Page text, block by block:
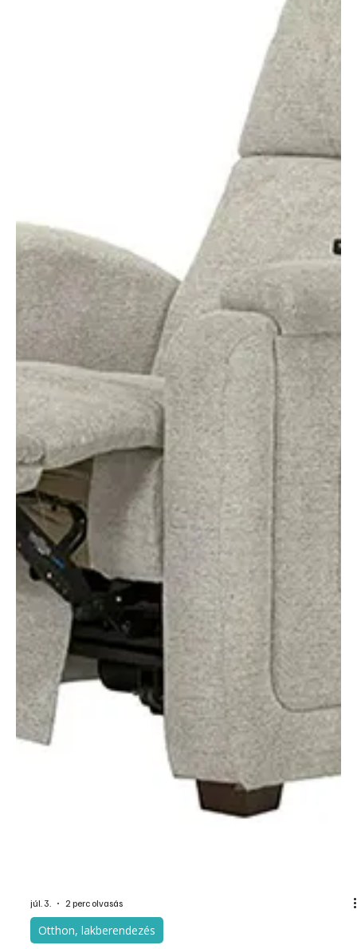
júl. 14. 4 perc olvasás
Otthon, lakberendezés
Laminált padló eligazító: vízálló és nem vízálló
típusok
HDF, vinyl vagy SPC padló? Bemutatjuk a laminált és műanyag
padlóburkolatok fő típusait, felépítését, vízállóságát és
legfontosabb tulajdonságait. A laminált padló régebben talán egy
kicsit lekezelt padlóburkolat volt, aki igazán igényesen
gondolkozott, az inkább a hagyományos parkettát vagy
hajópadlót választott melegburkolatként. Mára megváltozott a
helyzet, a lamináltak olyan széles választékban és olyan igényes
fajtákban jelentek meg a kereskedelemben, hogy alaposan kiszo